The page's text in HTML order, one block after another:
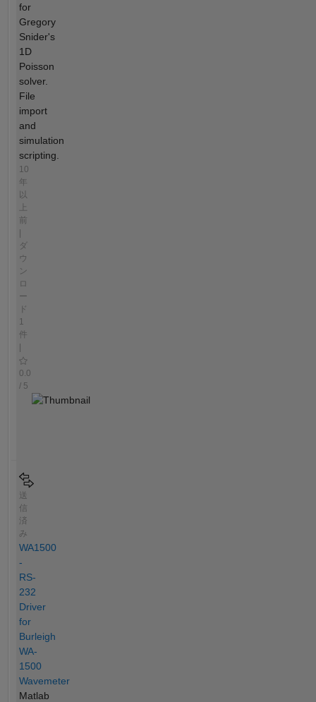
for
Gregory
Snider's
1D
Poisson
solver.
File
import
and
simulation
scripting.
10
年
以
前
|
ダ
ウ
ン
ロ
ー
ド
1
件
|
0.0
/ 5
送
信
済
み
WA1500
-
RS-
232
Driver
for
Burleigh
WA-
1500
Wavemeter
Matlab